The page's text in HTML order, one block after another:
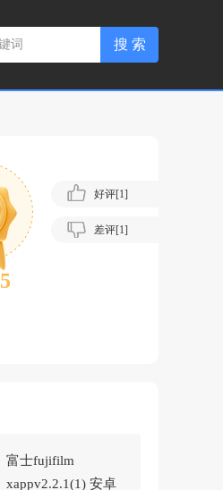
5
好评[1]
差评[1]
富士fujifilm
xappv2.2.1(1) 安卓